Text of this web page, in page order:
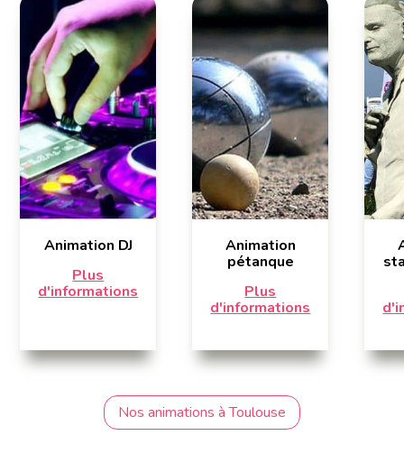
Animation DJ
Plus
d'informations
Animation
pétanque
Plus
d'informations
Nos animations à Toulouse